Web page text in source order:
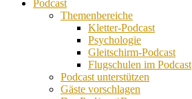
Podcast
Themenbereiche
Kletter-Podcast
Psychologie
Gleitschirm-Podcast
Flugschulen im Podcast
Podcast unterstützen
Gäste vorschlagen